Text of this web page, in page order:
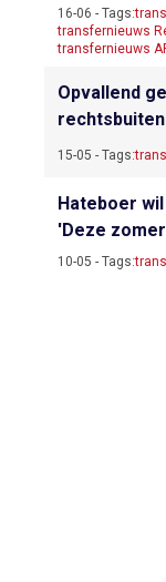
16-06 - Tags:
transfernieuws
transfernieuws
Opvallend
15-05 - Tags:
Hateboer
'Deze
10-05 - Tags: